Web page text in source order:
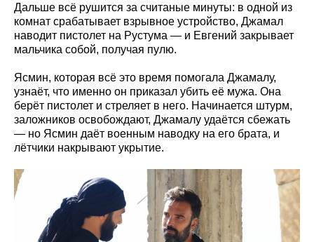
Дальше всё рушится за считаные минуты: в одной из
комнат срабатывает взрывное устройство, Джамал
наводит пистолет на Рустума — и Евгений закрывает
мальчика собой, получая пулю.
Ясмин, которая всё это время помогала Джамалу,
узнаёт, что именно он приказал убить её мужа. Она
берёт пистолет и стреляет в него. Начинается штурм,
заложников освобождают, Джамалу удаётся сбежать
— но Ясмин даёт военным наводку на его брата, и
лётчики накрывают укрытие.